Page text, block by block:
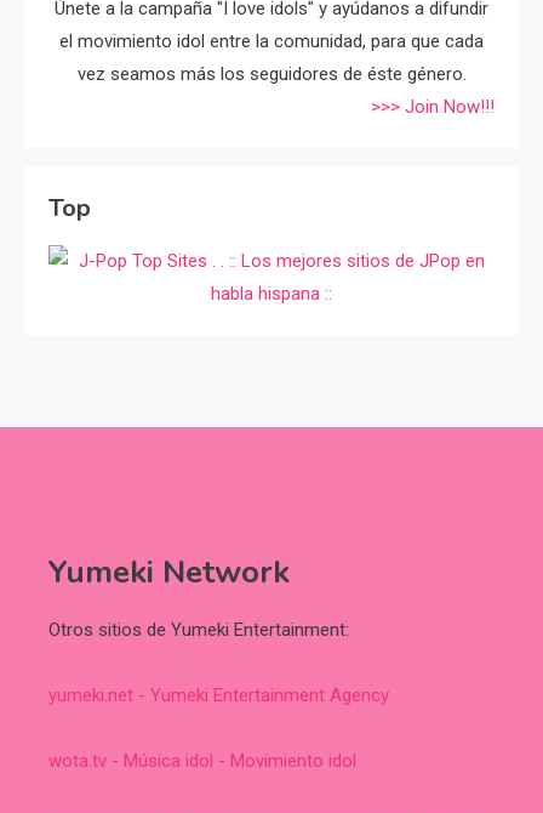
Únete a la campaña "I love idols" y ayúdanos a difundir
el movimiento idol entre la comunidad, para que cada
vez seamos más los seguidores de éste género.
>>> Join Now!!!
Top
Yumeki Network
Otros sitios de Yumeki Entertainment:
yumeki.net - Yumeki Entertainment Agency
wota.tv - Música idol - Movimiento idol